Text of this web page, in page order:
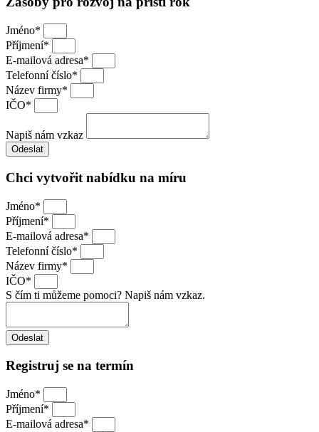
Jméno*
Příjmení*
E-mailová adresa*
Telefonní číslo*
Název firmy*
IČO*
Napiš nám vzkaz
Odeslat
Chci vytvořit nabídku na míru
Jméno*
Příjmení*
E-mailová adresa*
Telefonní číslo*
Název firmy*
IČO*
S čím ti můžeme pomoci? Napiš nám vzkaz.
Odeslat
Registruj se na termín
Jméno*
Příjmení*
E-mailová adresa*